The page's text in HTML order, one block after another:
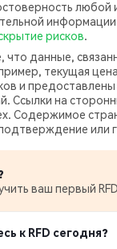
рисков.
данные,
текущая
и предоставлены
Ссылки на
Содержимое
или
ваш первый
к RFD сегодня?